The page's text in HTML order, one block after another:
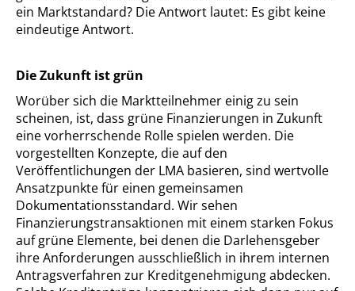
ein Marktstandard? Die Antwort lautet: Es gibt keine
eindeutige Antwort.
Die Zukunft ist grün
Worüber sich die Marktteilnehmer einig zu sein
scheinen, ist, dass grüne Finanzierungen in Zukunft
eine vorherrschende Rolle spielen werden. Die
vorgestellten Konzepte, die auf den
Veröffentlichungen der LMA basieren, sind wertvolle
Ansatzpunkte für einen gemeinsamen
Dokumentationsstandard. Wir sehen
Finanzierungstransaktionen mit einem starken Fokus
auf grüne Elemente, bei denen die Darlehensgeber
ihre Anforderungen ausschließlich in ihrem internen
Antragsverfahren zur Kreditgenehmigung abdecken.